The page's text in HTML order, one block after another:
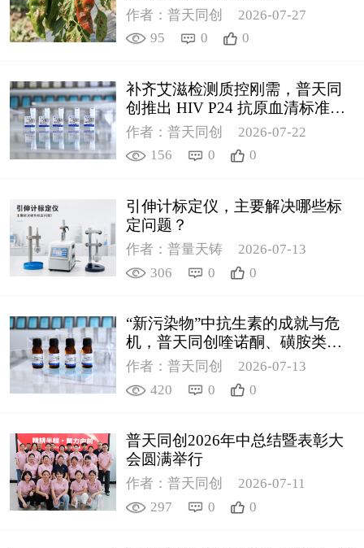
作者：普天同创
2026-07-27
95
0 0
补齐艾滋检测质控刚需，普天同
创推出 HIV P24 抗原血清标准物
质
作者：普天同创
2026-07-22
156
0 0
引伸计标定仪，主要解决哪些标
定问题？
作者：普量天铸
2026-07-13
306
0 0
“新污染物”中抗生素的成就与危
机，普天同创喹诺酮、磺胺类质
控新品筑牢环境安全防线
作者：普天同创
2026-07-13
420
0 0
普天同创2026年中总结暨表彰大
会圆满举行
作者：普天同创
2026-07-11
297
0 0